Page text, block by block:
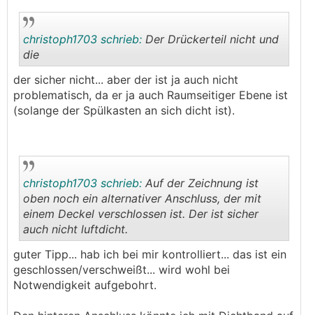
..
christoph1703 schrieb: Der Drückerteil nicht und
die
der sicher nicht... aber der ist ja auch nicht
problematisch, da er ja auch Raumseitiger Ebene ist
(solange der Spülkasten an sich dicht ist).
..
christoph1703 schrieb: Auf der Zeichnung ist
oben noch ein alternativer Anschluss, der mit
einem Deckel verschlossen ist. Der ist sicher
auch nicht luftdicht.
guter Tipp... hab ich bei mir kontrolliert... das ist ein
geschlossen/verschweißt... wird wohl bei
Notwendigkeit aufgebohrt.